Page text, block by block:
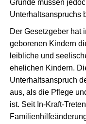
Gründe müssen
Unterhaltsanspruchs
Der Gesetzgeber hat
geborenen Kindern
leibliche und
ehelichen Kindern.
Unterhaltsanspruch
aus, als die Pflege
ist. Seit In-Kraft-